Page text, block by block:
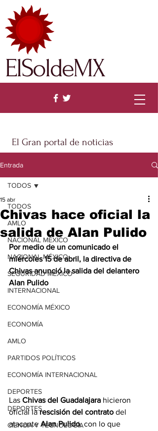
El Gran portal de noticias
ElSoldeMX
Entrada
TODOS
AMLO
NACIONAL MÉXICO
NACIONAL MÉXICO
SEGURIDAD MÉXICO
INTERNACIONAL
ECONOMÍA MÉXICO
ECONOMÍA
AMLO
PARTIDOS POLÍTICOS
ECONOMÍA INTERNACIONAL
DEPORTES
DEPORTES
CIENCIA Y TECNOLOGÍA
TODOS
Chivas hace oficial la
salida de Alan Pulido
15 abr
Por medio de un comunicado el
miércoles 15 de abril, la directiva de
Chivas anunció la salida del delantero
Alan Pulido
Las Chivas del Guadalajara hicieron
oficial la rescisión del contrato del
atacante Alan Pulido, con lo que